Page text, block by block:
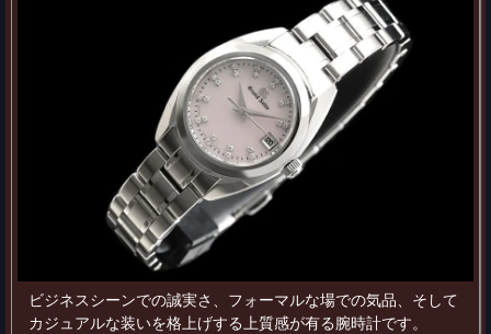
ビジネスシーンでの誠実さ、フォーマルな場での気品、そして
カジュアルな装いを格上げする上質感が有る腕時計です。